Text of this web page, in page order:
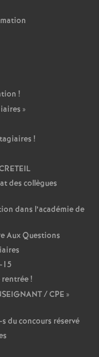
!
»
!
des collègues
dans l’académie de
Aux Questions
15
rentrée!
/CPE »
du concours réservé